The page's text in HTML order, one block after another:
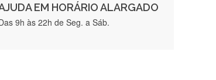
EM HORÁRIO ALARGADO
9h às 22h de Seg. a Sáb.
5 estrelas